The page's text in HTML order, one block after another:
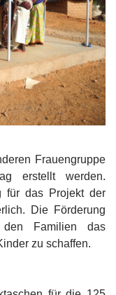
Frauengruppe
erstellt werden.
für das Projekt der
Die Förderung
Familien das
zu schaffen.